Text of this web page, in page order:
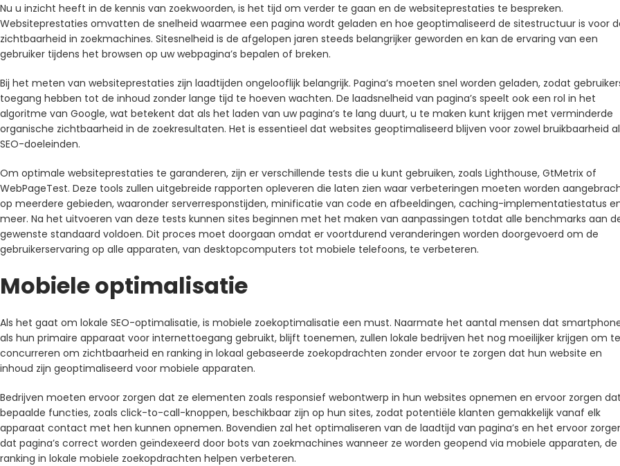
Nu u inzicht heeft in de kennis van zoekwoorden, is het tijd om verder te gaan en de websiteprestaties te bespreken.
Websiteprestaties omvatten de snelheid waarmee een pagina wordt geladen en hoe geoptimaliseerd de sitestructuur is voor
zichtbaarheid in zoekmachines. Sitesnelheid is de afgelopen jaren steeds belangrijker geworden en kan de ervaring van een
gebruiker tijdens het browsen op uw webpagina’s bepalen of breken.
Bij het meten van websiteprestaties zijn laadtijden ongelooflijk belangrijk. Pagina’s moeten snel worden geladen, zodat
toegang hebben tot de inhoud zonder lange tijd te hoeven wachten. De laadsnelheid van pagina’s speelt ook een rol in het
algoritme van Google, wat betekent dat als het laden van uw pagina’s te lang duurt, u te maken kunt krijgen met verminderde
organische zichtbaarheid in de zoekresultaten. Het is essentieel dat websites geoptimaliseerd blijven voor zowel bruikbaarheid
SEO-doeleinden.
Om optimale websiteprestaties te garanderen, zijn er verschillende tests die u kunt gebruiken, zoals Lighthouse, GtMetrix of
WebPageTest. Deze tools zullen uitgebreide rapporten opleveren die laten zien waar verbeteringen moeten worden
op meerdere gebieden, waaronder serverresponstijden, minificatie van code en afbeeldingen, caching-implementatiestatus
meer. Na het uitvoeren van deze tests kunnen sites beginnen met het maken van aanpassingen totdat alle benchmarks aan
gewenste standaard voldoen. Dit proces moet doorgaan omdat er voortdurend veranderingen worden doorgevoerd om de
gebruikerservaring op alle apparaten, van desktopcomputers tot mobiele telefoons, te verbeteren.
Mobiele optimalisatie
Als het gaat om lokale SEO-optimalisatie, is mobiele zoekoptimalisatie een must. Naarmate het aantal mensen dat
als hun primaire apparaat voor internettoegang gebruikt, blijft toenemen, zullen lokale bedrijven het nog moeilijker krijgen om te
concurreren om zichtbaarheid en ranking in lokaal gebaseerde zoekopdrachten zonder ervoor te zorgen dat hun website en
inhoud zijn geoptimaliseerd voor mobiele apparaten.
Bedrijven moeten ervoor zorgen dat ze elementen zoals responsief webontwerp in hun websites opnemen en ervoor zorgen
bepaalde functies, zoals click-to-call-knoppen, beschikbaar zijn op hun sites, zodat potentiële klanten gemakkelijk vanaf elk
apparaat contact met hen kunnen opnemen. Bovendien zal het optimaliseren van de laadtijd van pagina’s en het ervoor
dat pagina’s correct worden geïndexeerd door bots van zoekmachines wanneer ze worden geopend via mobiele apparaten, de
ranking in lokale mobiele zoekopdrachten helpen verbeteren.